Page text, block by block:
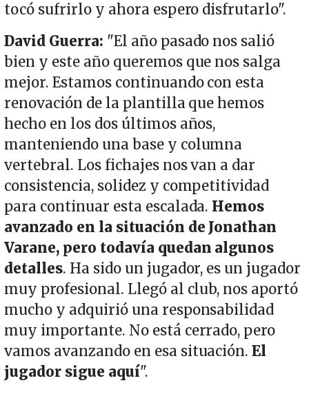
tocó sufrirlo y ahora espero disfrutarlo".
David Guerra: "El año pasado nos salió
bien y este año queremos que nos salga
mejor. Estamos continuando con esta
renovación de la plantilla que hemos
hecho en los dos últimos años,
manteniendo una base y columna
vertebral. Los fichajes nos van a dar
consistencia, solidez y competitividad
para continuar esta escalada. Hemos
avanzado en la situación de Jonathan
Varane, pero todavía quedan algunos
detalles. Ha sido un jugador, es un jugador
muy profesional. Llegó al club, nos aportó
mucho y adquirió una responsabilidad
muy importante. No está cerrado, pero
vamos avanzando en esa situación.El
jugador sigue aquí".